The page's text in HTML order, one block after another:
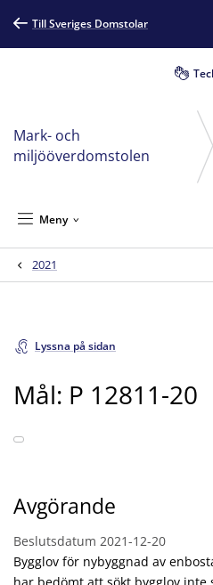
Till Sveriges Domstolar
Mark- och
miljööverdomstolen
Meny
2021
Lyssna på sidan
Mål: P 12811-20
Avgörande
Beslutsdatum 2021-12-20
Bygglov för nybyggnad av